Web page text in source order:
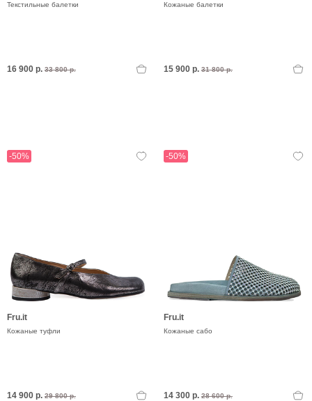
Текстильные балетки
16 900 р. 33 800 р.
Кожаные балетки
15 900 р. 31 800 р.
-50%
Fru.it
Кожаные туфли
14 900 р. 29 800 р.
-50%
Fru.it
Кожаные сабо
14 300 р. 28 600 р.